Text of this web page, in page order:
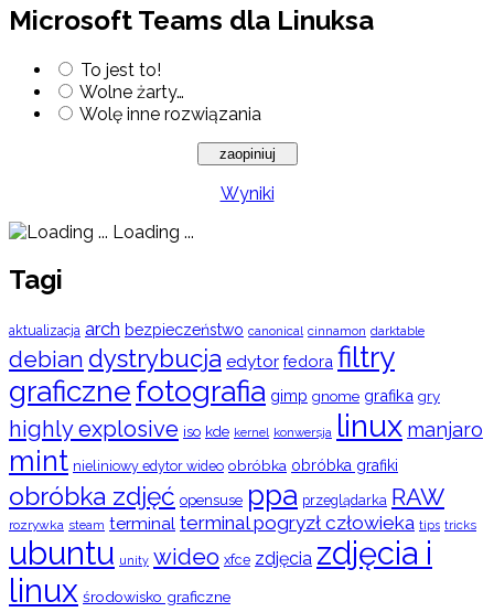
Microsoft Teams dla Linuksa
To jest to!
Wolne żarty…
Wolę inne rozwiązania
Wyniki
Loading ...
Tagi
aktualizacja arch bezpieczeństwo canonical cinnamon darktable
debian dystrybucja edytor fedora filtry
graficznefotografia gimp gnome grafika gry
highly explosive iso kde kernel konwersja linux manjaro
mint nieliniowy edytor wideo obróbka obróbka grafiki
obróbka zdjęć opensuse ppa przeglądarka RAW
rozrywka steam terminal terminal pogryzł człowieka tips tricks
ubuntu unity wideo xfce zdjęcia zdjęcia i
linux środowisko graficzne